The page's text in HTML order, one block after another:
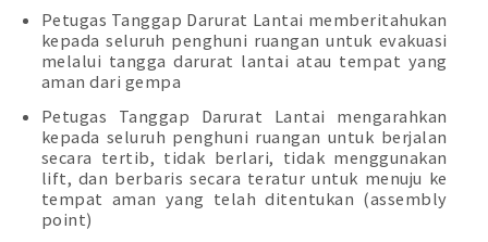
Petugas Tanggap Darurat Lantai memberitahukan
kepada seluruh penghuni ruangan untuk evakuasi
melalui tangga darurat lantai atau tempat yang
aman dari gempa
Petugas Tanggap Darurat Lantai mengarahkan
kepada seluruh penghuni ruangan untuk berjalan
secara tertib, tidak berlari, tidak menggunakan
lift, dan berbaris secara teratur untuk menuju ke
tempat aman yang telah ditentukan (assembly
point)